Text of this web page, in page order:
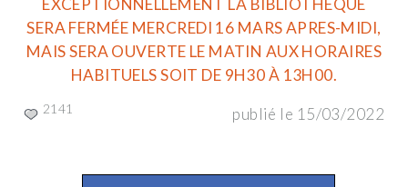
EXCEPTIONNELLEMENT LA BIBLIOTHÈQUE
SERA FERMÉE MERCREDI 16 MARS APRES-MIDI,
MAIS SERA OUVERTE LE MATIN AUX HORAIRES
HABITUELS SOIT DE 9H30 À 13H00.
publié le 15/03/2022
2141